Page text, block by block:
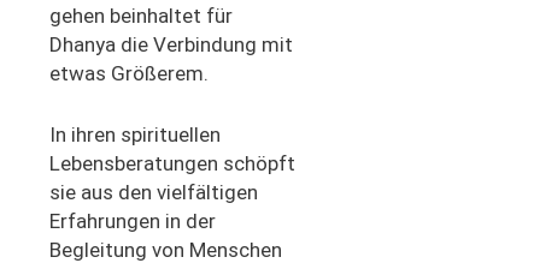
gehen beinhaltet für
Dhanya die Verbindung mit
etwas Größerem.
In ihren spirituellen
Lebensberatungen schöpft
sie aus den vielfältigen
Erfahrungen in der
Begleitung von Menschen